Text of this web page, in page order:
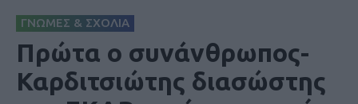
ΓΝΩΜΕΣ & ΣΧΟΛΙΑ
Πρώτα ο συνάνθρωπος-
Καρδιτσιώτης διασώστης